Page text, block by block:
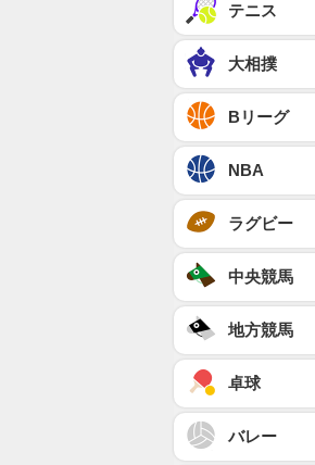
テニス
大相撲
Bリーグ
NBA
ラグビー
中央競馬
地方競馬
卓球
バレー